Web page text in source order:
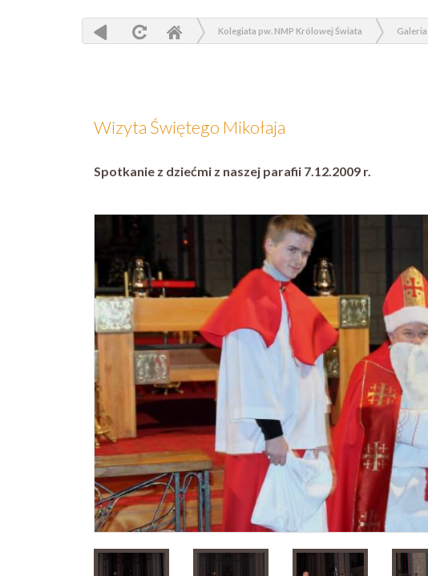
Kolegiata pw. NMP Królowej Świata Galeria
Wizyta Świętego Mikołaja
Spotkanie z dziećmi z naszej parafii 7.12.2009 r.